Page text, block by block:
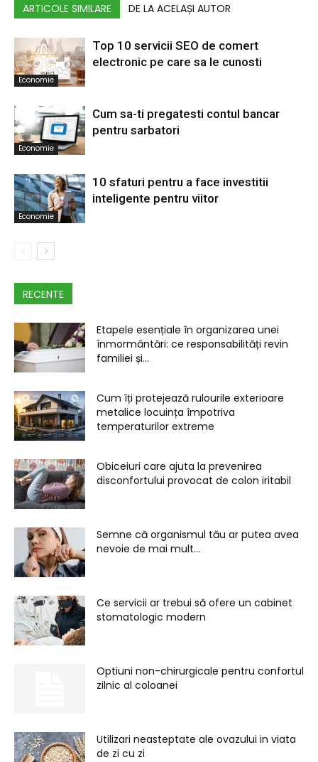
ARTICOLE SIMILARE DE LA ACELAȘI AUTOR
Economie
Top 10 servicii SEO de comert
electronic pe care sa le cunosti
Economie
Cum sa-ti pregatesti contul bancar
pentru sarbatori
Economie
10 sfaturi pentru a face investitii
inteligente pentru viitor
RECENTE
Etapele esențiale în organizarea unei
înmormântări: ce responsabilități revin
familiei și...
Cum îți protejează rulourile exterioare
metalice locuința împotriva
temperaturilor extreme
Obiceiuri care ajuta la prevenirea
disconfortului provocat de colon iritabil
Semne că organismul tău ar putea avea
nevoie de mai mult...
Ce servicii ar trebui să ofere un cabinet
stomatologic modern
Optiuni non-chirurgicale pentru confortul
zilnic al coloanei
Utilizari neasteptate ale ovazului in viata
de zi cu zi